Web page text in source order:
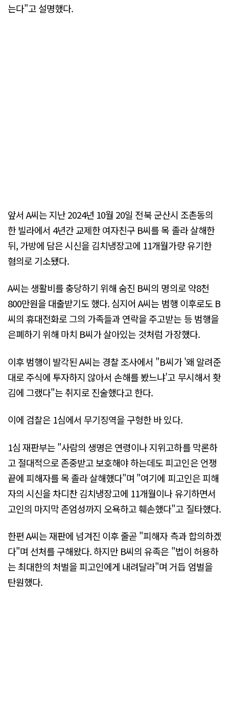
는다"고 설명했다.
앞서 A씨는 지난 2024년 10월 20일 전북 군산시 조촌동의
한 빌라에서 4년간 교제한 여자친구 B씨를 목 졸라 살해한
뒤, 가방에 담은 시신을 김치냉장고에 11개월가량 유기한
혐의로 기소됐다.
A씨는 생활비를 충당하기 위해 숨진 B씨의 명의로 약8천
800만원을 대출받기도 했다. 심지어 A씨는 범행 이후로도 B
씨의 휴대전화로 그의 가족들과 연락을 주고받는 등 범행을
은폐하기 위해 마치 B씨가 살아있는 것처럼 가장했다.
이후 범행이 발각된 A씨는 경찰 조사에서 "B씨가 '왜 알려준
대로 주식에 투자하지 않아서 손해를 봤느냐'고 무시해서 홧
김에 그랬다"는 취지로 진술했다고 한다.
이에 검찰은 1심에서 무기징역을 구형한 바 있다.
1심 재판부는 "사람의 생명은 연령이나 지위고하를 막론하
고 절대적으로 존중받고 보호해야 하는데도 피고인은 언쟁
끝에 피해자를 목 졸라 살해했다"며 "여기에 피고인은 피해
자의 시신을 차디찬 김치냉장고에 11개월이나 유기하면서
고인의 마지막 존엄성까지 오욕하고 훼손했다"고 질타했다.
한편 A씨는 재판에 넘겨진 이후 줄곧 "피해자 측과 합의하겠
다"며 선처를 구해왔다. 하지만 B씨의 유족은 "법이 허용하
는 최대한의 처벌을 피고인에게 내려달라"며 거듭 엄벌을
탄원했다.